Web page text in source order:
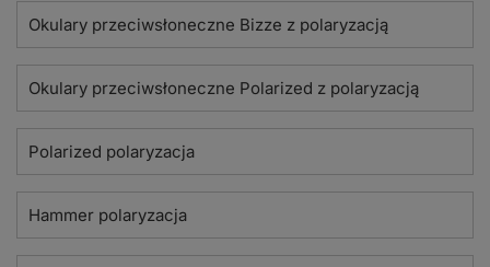
Okulary przeciwsłoneczne Bizze z polaryzacją
Okulary przeciwsłoneczne Polarized z polaryzacją
Polarized polaryzacja
Hammer polaryzacja